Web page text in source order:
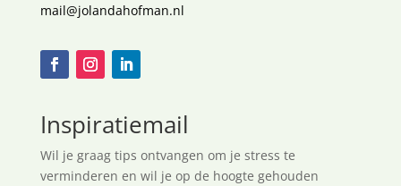
mail@jolandahofman.nl
Inspiratiemail
Wil je graag tips ontvangen om je stress te
verminderen en wil je op de hoogte gehouden